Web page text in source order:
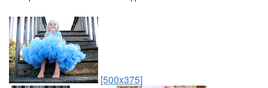
[500x375]